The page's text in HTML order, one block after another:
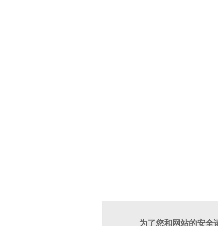
为了您和网站的安全